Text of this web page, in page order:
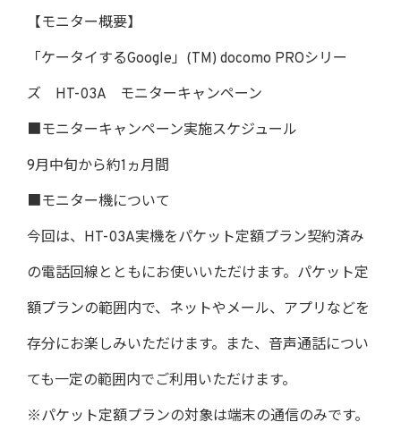
【モニター概要】
「ケータイするGoogle」(TM) docomo PROシリー
ズ HT-03A モニターキャンペーン
■モニターキャンペーン実施スケジュール
9月中旬から約1ヵ月間
■モニター機について
今回は、HT-03A実機をパケット定額プラン契約済み
の電話回線とともにお使いいただけます。パケット定
額プランの範囲内で、ネットやメール、アプリなどを
存分にお楽しみいただけます。また、音声通話につい
ても一定の範囲内でご利用いただけます。
※パケット定額プランの対象は端末の通信のみです。